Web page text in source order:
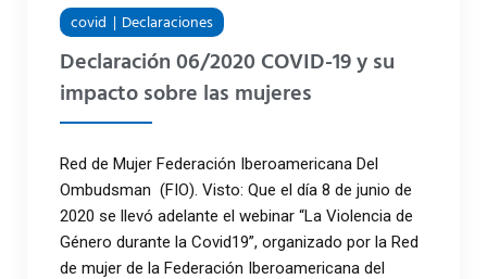
covid Declaraciones
Declaración 06/2020 COVID-19 y su
impacto sobre las mujeres
Red de Mujer Federación Iberoamericana Del
Ombudsman (FIO). Visto: Que el día 8 de junio de
2020 se llevó adelante el webinar “La Violencia de
Género durante la Covid19”, organizado por la Red
de mujer de la Federación Iberoamericana del